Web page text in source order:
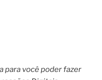
para você poder fazer